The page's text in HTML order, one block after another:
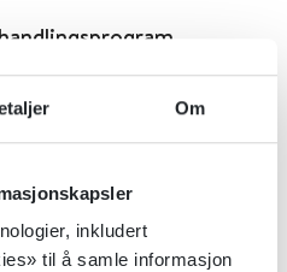
Om
inkludert
til å samle informasjon
hos voksne -